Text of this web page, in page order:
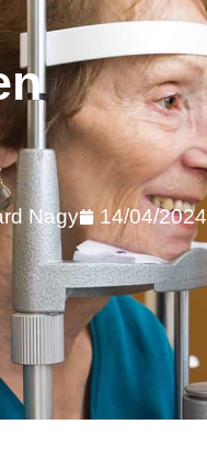
Nagy 14/04/2024